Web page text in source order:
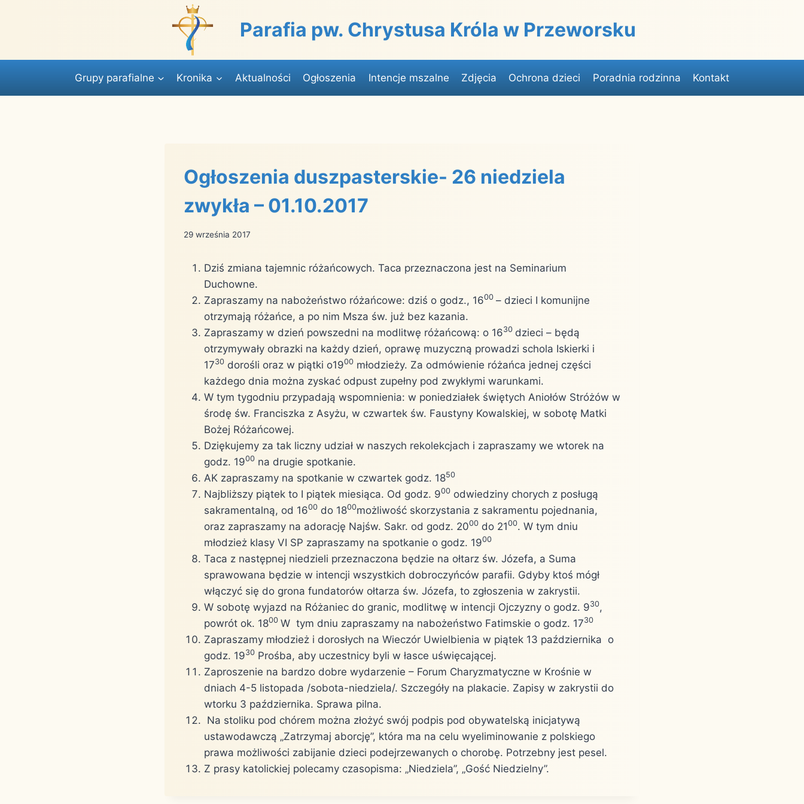
Parafia pw. Chrystusa Króla w Przeworsku
Grupy parafialne Kronika Aktualności Ogłoszenia Intencje mszalne Zdjęcia Ochrona dzieci Poradnia rodzinna Kontakt
Ogłoszenia duszpasterskie- 26 niedziela
zwykła – 01.10.2017
29 września 2017
Dziś zmiana tajemnic różańcowych. Taca przeznaczona jest na Seminarium
Duchowne.
Zapraszamy na nabożeństwo różańcowe: dziś o godz., 1600 – dzieci I komunijne
otrzymają różańce, a po nim Msza św. już bez kazania.
Zapraszamy w dzień powszedni na modlitwę różańcową: o 1630 dzieci – będą
otrzymywały obrazki na każdy dzień, oprawę muzyczną prowadzi schola Iskierki i
1730 dorośli oraz w piątki o1900 młodzieży. Za odmówienie różańca jednej części
każdego dnia można zyskać odpust zupełny pod zwykłymi warunkami.
W tym tygodniu przypadają wspomnienia: w poniedziałek świętych Aniołów Stróżów w
środę św. Franciszka z Asyżu, w czwartek św. Faustyny Kowalskiej, w sobotę Matki
Bożej Różańcowej.
Dziękujemy za tak liczny udział w naszych rekolekcjach i zapraszamy we wtorek na
godz. 1900 na drugie spotkanie.
AK zapraszamy na spotkanie w czwartek godz. 1850
Najbliższy piątek to I piątek miesiąca. Od godz. 900 odwiedziny chorych z posługą
sakramentalną, od 1600 do 1800możliwość skorzystania z sakramentu pojednania,
oraz zapraszamy na adorację Najśw. Sakr. od godz. 2000 do 2100. W tym dniu
młodzież klasy VI SP zapraszamy na spotkanie o godz. 1900
Taca z następnej niedzieli przeznaczona będzie na ołtarz św. Józefa, a Suma
sprawowana będzie w intencji wszystkich dobroczyńców parafii. Gdyby ktoś mógł
włączyć się do grona fundatorów ołtarza św. Józefa, to zgłoszenia w zakrystii.
W sobotę wyjazd na Różaniec do granic, modlitwę w intencji Ojczyzny o godz. 930,
powrót ok. 1800 W tym dniu zapraszamy na nabożeństwo Fatimskie o godz. 1730
Zapraszamy młodzież i dorosłych na Wieczór Uwielbienia w piątek 13 października o
godz. 1930 Prośba, aby uczestnicy byli w łasce uświęcającej.
Zaproszenie na bardzo dobre wydarzenie – Forum Charyzmatyczne w Krośnie w
dniach 4-5 listopada /sobota-niedziela/. Szczegóły na plakacie. Zapisy w zakrystii do
wtorku 3 października. Sprawa pilna.
Na stoliku pod chórem można złożyć swój podpis pod obywatelską inicjatywą
ustawodawczą „Zatrzymaj aborcję”, która ma na celu wyeliminowanie z polskiego
prawa możliwości zabijanie dzieci podejrzewanych o chorobę. Potrzebny jest pesel.
Z prasy katolickiej polecamy czasopisma: „Niedziela”, „Gość Niedzielny”.